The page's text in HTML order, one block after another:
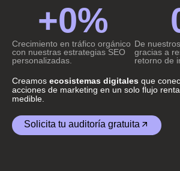
Crecimiento en tráfico orgánico
con nuestras estrategias SEO
personalizadas.
+0%
De
gracias a
retorno de
Creamos ecosistemas digitales que
acciones de marketing en un solo flujo
medible.
Solicita tu auditoría gratuita